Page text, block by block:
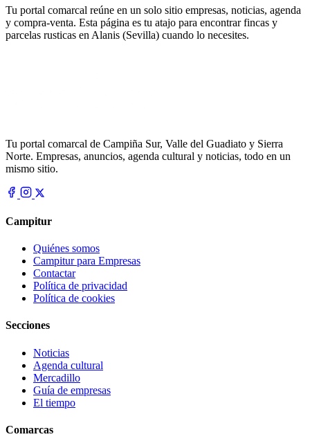
Tu portal comarcal reúne en un solo sitio empresas, noticias, agenda
y compra-venta. Esta página es tu atajo para encontrar fincas y
parcelas rusticas en Alanis (Sevilla) cuando lo necesites.
Tu portal comarcal de Campiña Sur, Valle del Guadiato y Sierra
Norte. Empresas, anuncios, agenda cultural y noticias, todo en un
mismo sitio.
Campitur
Quiénes somos
Campitur para Empresas
Contactar
Política de privacidad
Política de cookies
Secciones
Noticias
Agenda cultural
Mercadillo
Guía de empresas
El tiempo
Comarcas